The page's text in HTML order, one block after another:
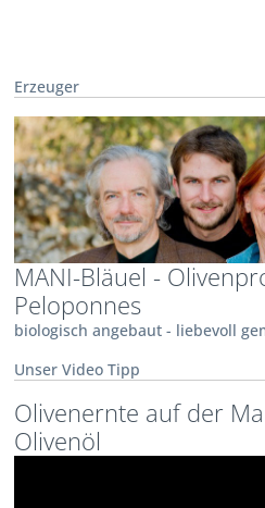
Erzeuger
MANI-Bläuel -
Peloponnes
biologisch angebaut - liebevoll
Unser Video Tipp
Olivenernte auf der
Olivenöl